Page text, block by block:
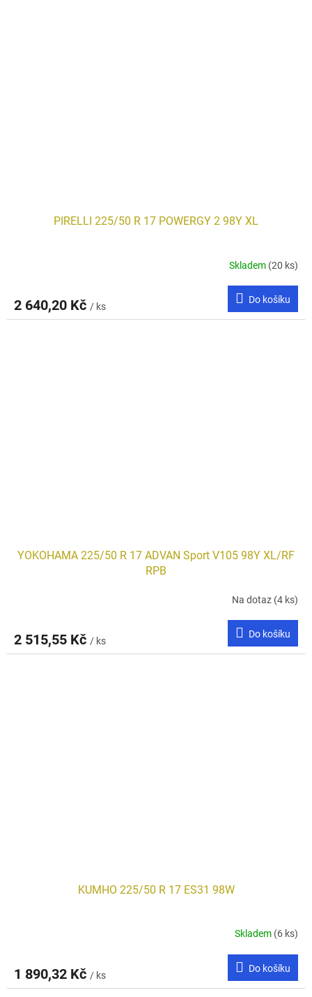
PIRELLI 225/50 R 17 POWERGY 2 98Y XL
Skladem (20 ks)
2 640,20 Kč / ks
Do košíku
YOKOHAMA 225/50 R 17 ADVAN Sport V105 98Y XL/RF
RPB
Na dotaz (4 ks)
2 515,55 Kč / ks
Do košíku
KUMHO 225/50 R 17 ES31 98W
Skladem (6 ks)
1 890,32 Kč / ks
Do košíku